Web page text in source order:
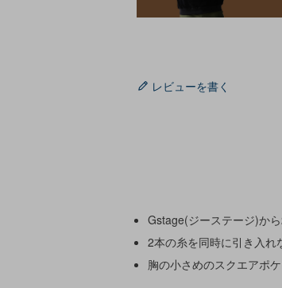
レビューを書く
Gstage(ジーステージ)か
2本の糸を同時に引き入れ
胸の小さめのスクエアポ